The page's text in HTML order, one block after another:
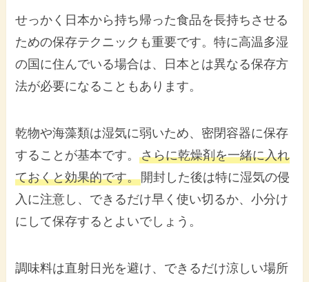
せっかく日本から持ち帰った食品を長持ちさせる
ための保存テクニックも重要です。特に高温多湿
の国に住んでいる場合は、日本とは異なる保存方
法が必要になることもあります。
乾物や海藻類は湿気に弱いため、密閉容器に保存
することが基本です。さらに乾燥剤を一緒に入れ
ておくと効果的です。開封した後は特に湿気の侵
入に注意し、できるだけ早く使い切るか、小分け
にして保存するとよいでしょう。
調味料は直射日光を避け、できるだけ涼しい場所